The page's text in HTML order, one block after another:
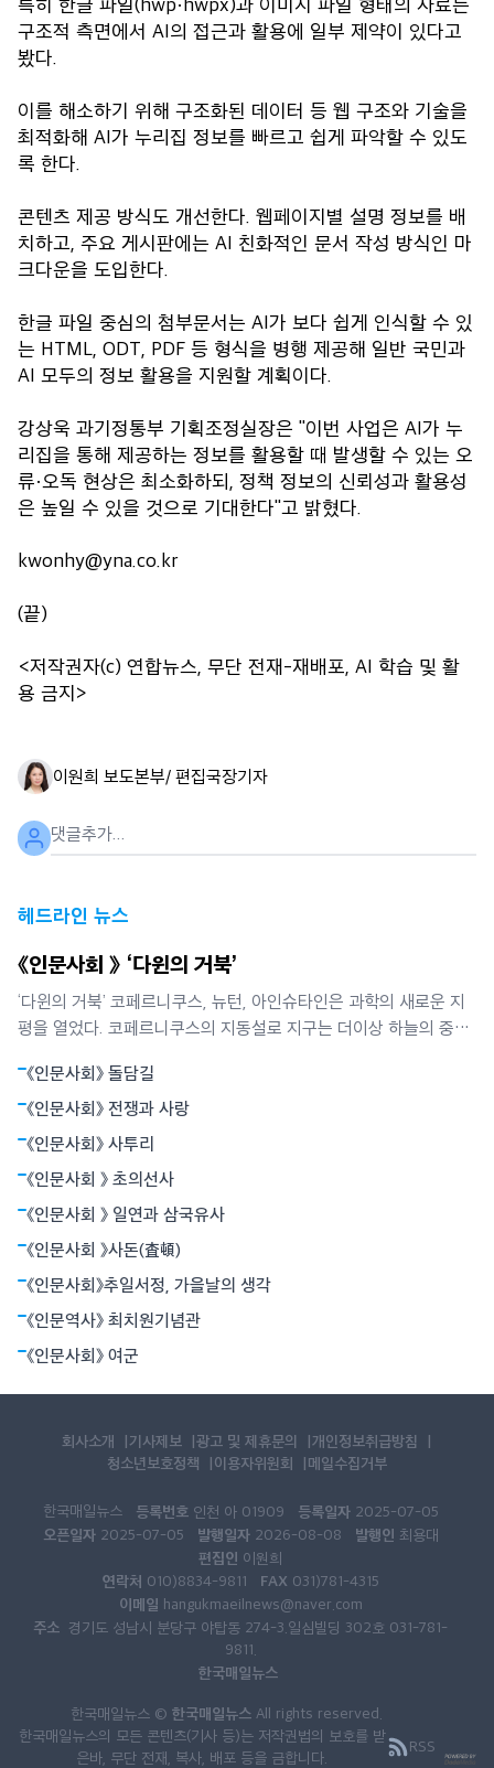
구조적 측면에서 AI의 접근과 활용에 일부 제약이 있다고
봤다.
이를 해소하기 위해 구조화된 데이터 등 웹 구조와 기술을
최적화해 AI가 누리집 정보를 빠르고 쉽게 파악할 수 있도
록 한다.
콘텐츠 제공 방식도 개선한다. 웹페이지별 설명 정보를 배
치하고, 주요 게시판에는 AI 친화적인 문서 작성 방식인 마
크다운을 도입한다.
한글 파일 중심의 첨부문서는 AI가 보다 쉽게 인식할 수 있
는 HTML, ODT, PDF 등 형식을 병행 제공해 일반 국민과
AI 모두의 정보 활용을 지원할 계획이다.
강상욱 과기정통부 기획조정실장은 "이번 사업은 AI가 누
리집을 통해 제공하는 정보를 활용할 때 발생할 수 있는 오
류·오독 현상은 최소화하되, 정책 정보의 신뢰성과 활용성
은 높일 수 있을 것으로 기대한다"고 밝혔다.
kwonhy@yna.co.kr
(끝)
<저작권자(c) 연합뉴스, 무단 전재-재배포, AI 학습 및 활
용 금지>
이원희 보도본부/ 편집국장기자
헤드라인 뉴스
《인문사회 》 ‘다윈의 거북’
‘다윈의 거북’ 코페르니쿠스, 뉴턴, 아인슈타인은 과학의 새로운 지
평을 열었다. 코페르니쿠스의 지동설로 지구는 더이상 하늘의 중심
의해 빚어지는 현상임을 밝혔다. 뉴턴역학은 하늘과 지상을 함께 아
울렀다. 아인슈타인의 상대성원리는 시간과 공간의 상대성, 휘어진
공간개념으로서의 중력 등 혁명적
《인문사회》 돌담길
《인문사회》 전쟁과 사랑
《인문사회》 사투리
《인문사회 》 초의선사
《인문사회 》 일연과 삼국유사
《인문사회 》사돈(査頓)
《인문사회》추일서정, 가을날의 생각
《인문역사》 최치원기념관
《인문사회》 여군
회사소개 기사제보 광고 및 제휴문의
개인정보취급방침
청소년보호정책
이용자위원회 메일수집거부
한국매일뉴스 등록번호 인천 아 01909 등록일자 2025-07-05
오픈일자 2025-07-05 발행일자 2026-08-08 발행인 최용대
편집인 이원희
연락처 010)8834-9811 FAX 031)781-4315
이메일 hangukmaeilnews@naver.com
주소 경기도 성남시 분당구 야탑동 274-3.일심빌딩 302호 031-781-
9811.
한국매일뉴스
한국매일뉴스 © 한국매일뉴스All rights reserved.
한국매일뉴스의 모든 콘텐츠(기사 등)는 저작권법의 보호를 받
은바, 무단 전재, 복사, 배포 등을 금합니다.
RSS